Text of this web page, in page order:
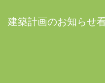
建築計画のお知らせ